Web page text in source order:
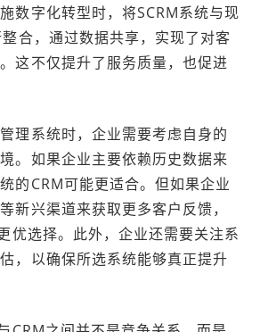
数字化转型时，将SCRM系统与现
合，通过数据共享，实现了对客
这不仅提升了服务质量，也促进
理系统时，企业需要考虑自身的
。如果企业主要依赖历史数据来
的CRM可能更适合。但如果企业
新兴渠道来获取更多客户反馈，
优选择。此外，企业还需要关注系
，以确保所选系统能够真正提升